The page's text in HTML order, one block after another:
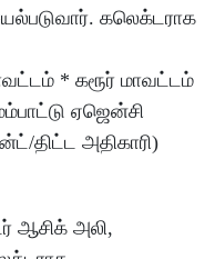
கலெக்டராக
* கரூர் மாவட்டம்
ஏஜென்சி
திட்ட அதிகாரி)
ஆசிக் அலி,